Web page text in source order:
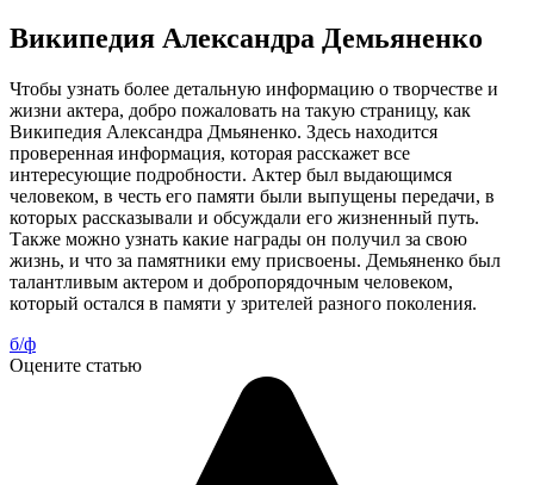
Википедия Александра Демьяненко
Чтобы узнать более детальную информацию о творчестве и
жизни актера, добро пожаловать на такую страницу, как
Википедия Александра Дмьяненко. Здесь находится
проверенная информация, которая расскажет все
интересующие подробности. Актер был выдающимся
человеком, в честь его памяти были выпущены передачи, в
которых рассказывали и обсуждали его жизненный путь.
Также можно узнать какие награды он получил за свою
жизнь, и что за памятники ему присвоены. Демьяненко был
талантливым актером и добропорядочным человеком,
который остался в памяти у зрителей разного поколения.
б/ф
Оцените статью